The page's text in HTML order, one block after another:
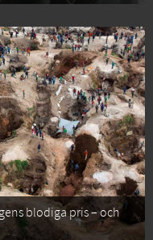
blodiga pris – och